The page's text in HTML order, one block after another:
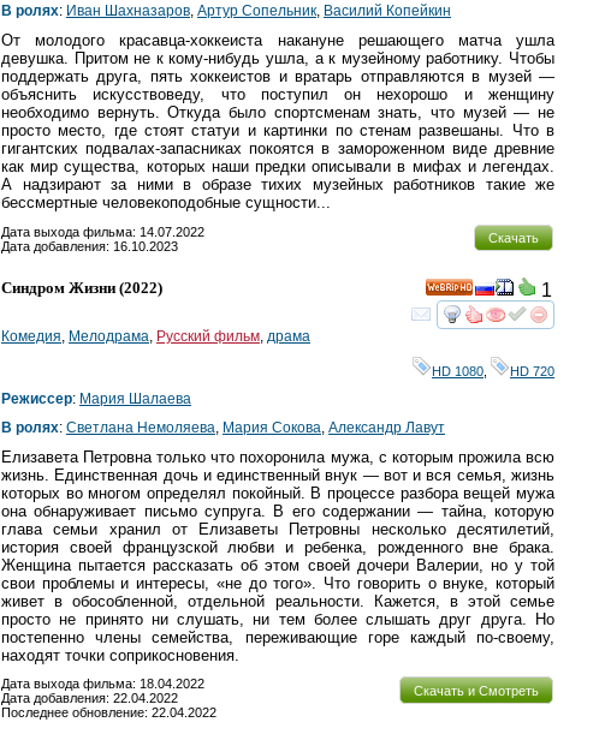
В ролях: Иван Шахназаров Артур Сопельник Василий Копейкин
От молодого красавца-хоккеиста накануне решающего матча ушла
девушка. Притом не к кому-нибудь ушла, а к музейному работнику. Чтобы
поддержать друга, пять хоккеистов и вратарь отправляются в музей —
объяснить искусствоведу, что поступил он нехорошо и женщину
необходимо вернуть. Откуда было спортсменам знать, что музей — не
просто место, где стоят статуи и картинки по стенам развешаны. Что в
гигантских подвалах-запасниках покоятся в замороженном виде древние
как мир существа, которых наши предки описывали в мифах и легендах.
А надзирают за ними в образе тихих музейных работников такие же
бессмертные человекоподобные сущности...
Скачать
Дата выхода фильма: 14.07.2022
Дата добавления: 16.10.2023
смотретьинтересует
HD
1
Синдром Жизни (2022)
Комедия Мелодрама Русский фильм драма
HD 1080 HD 720
Режиссер: Мария Шалаева
В ролях: Светлана Немоляева Мария Сокова Александр Лавут
Елизавета Петровна только что похоронила мужа, с которым прожила всю
жизнь. Единственная дочь и единственный внук — вот и вся семья, жизнь
которых во многом определял покойный. В процессе разбора вещей мужа
она обнаруживает письмо супруга. В его содержании — тайна, которую
глава семьи хранил от Елизаветы Петровны несколько десятилетий,
история своей французской любви и ребенка, рожденного вне брака.
Женщина пытается рассказать об этом своей дочери Валерии, но у той
свои проблемы и интересы, «не до того». Что говорить о внуке, который
живет в обособленной, отдельной реальности. Кажется, в этой семье
просто не принято ни слушать, ни тем более слышать друг друга. Но
постепенно члены семейства, переживающие горе каждый по-своему,
находят точки соприкосновения.
Скачать и Смотреть
Дата выхода фильма: 18.04.2022
Дата добавления: 22.04.2022
Последнее обновление: 22.04.2022